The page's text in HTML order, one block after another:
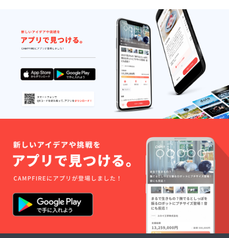
す。修
理のご
依頼時
には、
保証書
をご提
示くだ
さい。
●保障期
間経過
後の修
理 修理
が可能
な場合
要望に
より有
料で修
理いた
しま
す。
す。 ■
修理を
依頼さ
れると
きは ●
保障期
間中の
修理 保
証書の
記載内
容によ
り、保
証書の
規定に
社が修
理させ
ていた
だきま
す。修
理のご
依頼時
には、
保証書
をご提
示くだ
さい。